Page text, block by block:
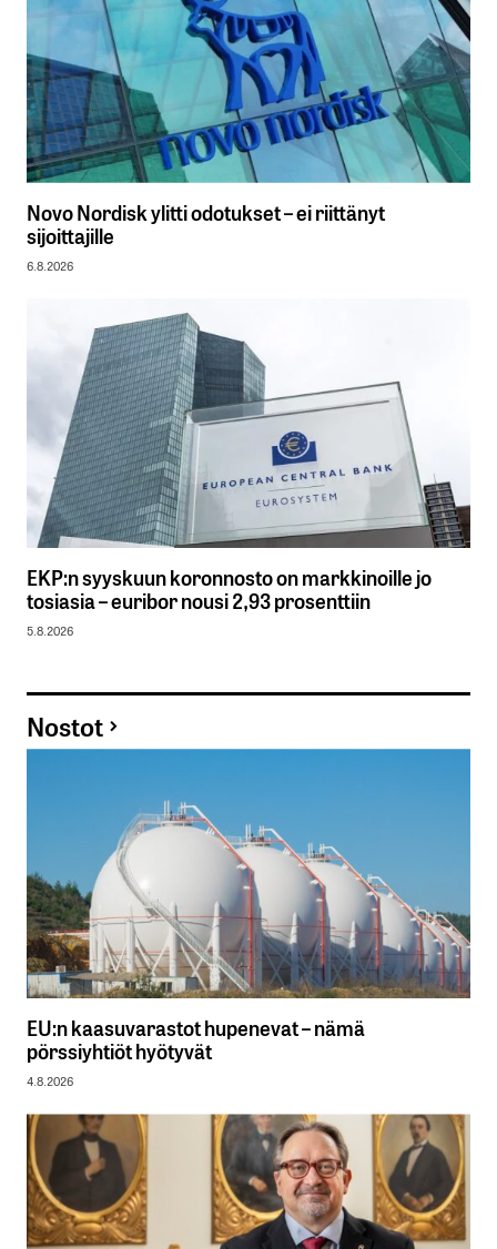
Novo Nordisk ylitti odotukset – ei riittänyt
sijoittajille
6.8.2026
EKP:n syyskuun koronnosto on markkinoille jo
tosiasia – euribor nousi 2,93 prosenttiin
5.8.2026
Nostot
EU:n kaasuvarastot hupenevat – nämä
pörssiyhtiöt hyötyvät
4.8.2026